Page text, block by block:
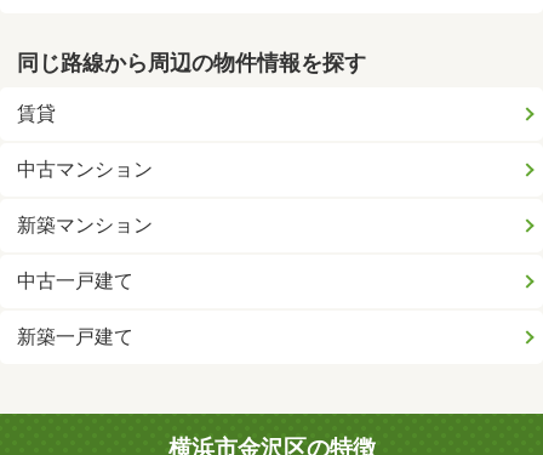
同じ路線から周辺の物件情報を探す
賃貸
中古マンション
新築マンション
中古一戸建て
新築一戸建て
横浜市金沢区の特徴